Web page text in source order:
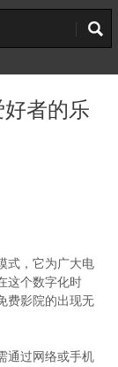
者的乐
式，它为广大电
这个数字化时
费影院的出现无
通过网络或手机